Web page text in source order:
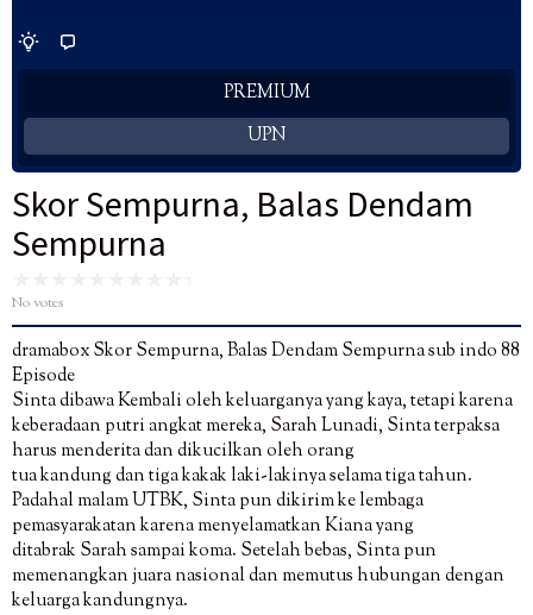
PREMIUM
UPN
Skor Sempurna, Balas Dendam
Sempurna
No votes
dramabox Skor Sempurna, Balas Dendam Sempurna sub indo 88
Episode
Sinta dibawa Kembali oleh keluarganya yang kaya, tetapi karena
keberadaan putri angkat mereka, Sarah Lunadi, Sinta terpaksa
harus menderita dan dikucilkan oleh orang
tua kandung dan tiga kakak laki-lakinya selama tiga tahun.
Padahal malam UTBK, Sinta pun dikirim ke lembaga
pemasyarakatan karena menyelamatkan Kiana yang
ditabrak Sarah sampai koma. Setelah bebas, Sinta pun
memenangkan juara nasional dan memutus hubungan dengan
keluarga kandungnya.